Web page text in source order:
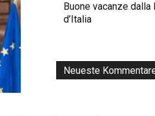
Buone vacanze
d’Italia
Neueste